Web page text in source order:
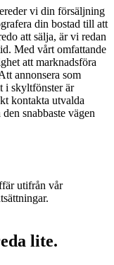
vi din försäljning
din bostad till att
att sälja, är vi redan
Med vårt omfattande
att marknadsföra
annonsera som
i skyltfönster är
kontakta utvalda
snabbaste vägen
utifrån vår
lite.